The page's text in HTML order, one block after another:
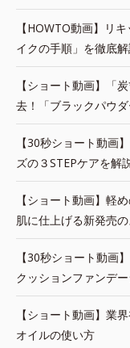
【HOWTO動画】リ
イクの手順」を徹底解
【ショート動画】「
去！「ブラックパウ
【30秒ショート動画
ズの３STEPケアを解
【ショート動画】軽
肌に仕上げる新発売
【30秒ショート動画
クッションファンデ
【ショート動画】業
オイルの使い方